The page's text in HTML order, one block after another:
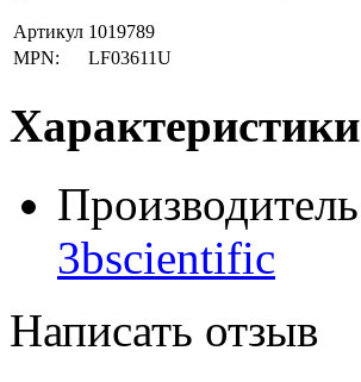
Артикул 1019789
MPN:
LF03611U
Характеристики
Производитель
3bscientific
Написать отзыв